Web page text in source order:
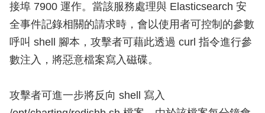
接埠 7900 運作。當該服務處理與 Elasticsearch 安
全事件記錄相關的請求時，會以使用者可控制的參數
呼叫 shell 腳本，攻擊者可藉此透過 curl 指令進行參
數注入，將惡意檔案寫入磁碟。
攻擊者可進一步將反向 shell 寫入